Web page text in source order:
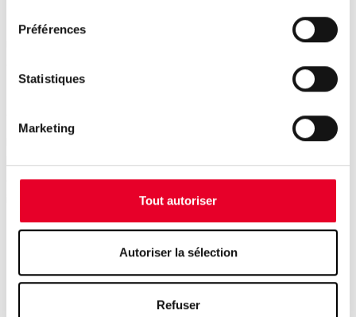
Préférences
Statistiques
Marketing
Tout autoriser
Autoriser la sélection
Refuser
communication aisée
Une série d’add-ons précieux sont disponibles pour
Add-on Store & Forward
L’add-on « Store & Forward » évite les pertes de données
ou que la base de données ne peut pas traiter les
instructions assez rapidement.